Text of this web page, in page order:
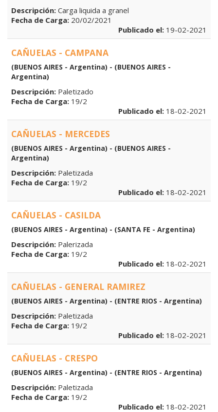
Descripción: Carga liquida a granel
Fecha de Carga: 20/02/2021
Publicado el: 19-02-2021
CAÑUELAS - CAMPANA
(BUENOS AIRES - Argentina) - (BUENOS AIRES -
Argentina)
Descripción: Paletizado
Fecha de Carga: 19/2
Publicado el: 18-02-2021
CAÑUELAS - MERCEDES
(BUENOS AIRES - Argentina) - (BUENOS AIRES -
Argentina)
Descripción: Paletizada
Fecha de Carga: 19/2
Publicado el: 18-02-2021
CAÑUELAS - CASILDA
(BUENOS AIRES - Argentina) - (SANTA FE - Argentina)
Descripción: Palerizada
Fecha de Carga: 19/2
Publicado el: 18-02-2021
CAÑUELAS - GENERAL RAMIREZ
(BUENOS AIRES - Argentina) - (ENTRE RIOS - Argentina)
Descripción: Paletizada
Fecha de Carga: 19/2
Publicado el: 18-02-2021
CAÑUELAS - CRESPO
(BUENOS AIRES - Argentina) - (ENTRE RIOS - Argentina)
Descripción: Paletizada
Fecha de Carga: 19/2
Publicado el: 18-02-2021